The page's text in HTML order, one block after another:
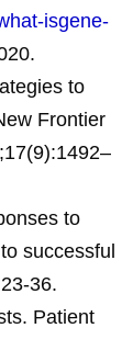
isgene-
to
Frontier
to
successful
36.
Patient